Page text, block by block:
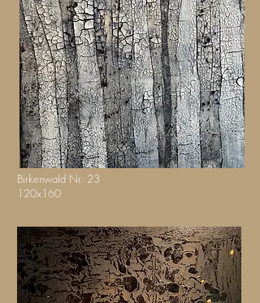
Birkenwald Nr. 23
120x160